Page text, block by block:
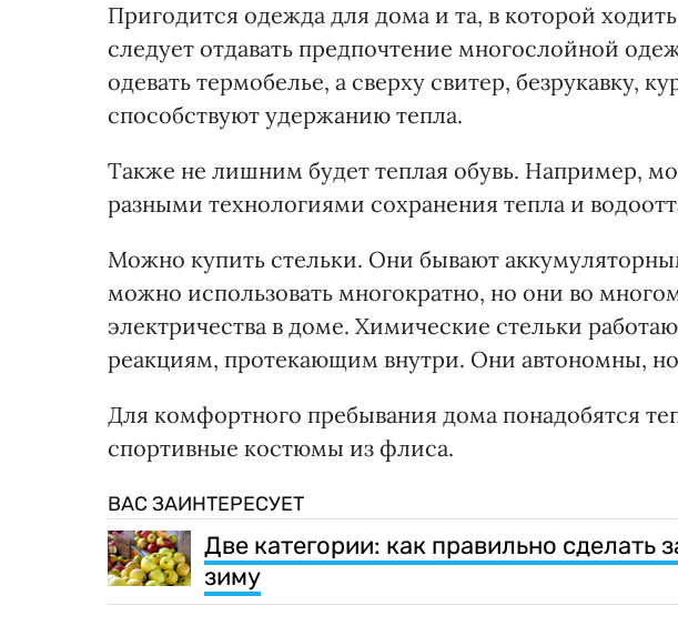
Пригодится одежда для дома и та, в которой
следует отдавать предпочтение многослойной
одевать термобелье, а сверху свитер, безрукавку,
способствуют удержанию тепла.
Также не лишним будет теплая обувь. Например,
разными технологиями сохранения тепла и
Можно купить стельки. Они бывают
можно использовать многократно, но они во
электричества в доме. Химические стельки
реакциям, протекающим внутри. Они автономны,
Для комфортного пребывания дома понадобятся
спортивные костюмы из флиса.
ВАС ЗАИНТЕРЕСУЕТ
Две категории: как правильно сделать
зиму